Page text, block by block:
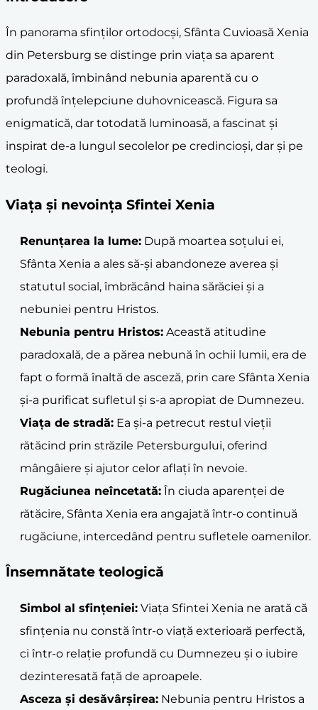
În panorama sfinților ortodocși, Sfânta Cuvioasă Xenia
din Petersburg se distinge prin viața sa aparent
paradoxală, îmbinând nebunia aparentă cu o
profundă înțelepciune duhovnicească. Figura sa
enigmatică, dar totodată luminoasă, a fascinat și
inspirat de-a lungul secolelor pe credincioși, dar și pe
teologi.
Viața și nevoința Sfintei Xenia
Renunțarea la lume: După moartea soțului ei,
Sfânta Xenia a ales să-și abandoneze averea și
statutul social, îmbrăcând haina sărăciei și a
nebuniei pentru Hristos.
Nebunia pentru Hristos: Această atitudine
paradoxală, de a părea nebună în ochii lumii, era de
fapt o formă înaltă de asceză, prin care Sfânta Xenia
și-a purificat sufletul și s-a apropiat de Dumnezeu.
Viața de stradă: Ea și-a petrecut restul vieții
rătăcind prin străzile Petersburgului, oferind
mângâiere și ajutor celor aflați în nevoie.
Rugăciunea neîncetată: În ciuda aparenței de
rătăcire, Sfânta Xenia era angajată într-o continuă
rugăciune, intercedând pentru sufletele oamenilor.
Însemnătate teologică
Simbol al sfințeniei: Viața Sfintei Xenia ne arată că
sfințenia nu constă într-o viață exterioară perfectă,
ci într-o relație profundă cu Dumnezeu și o iubire
dezinteresată față de aproapele.
Asceza și desăvârșirea: Nebunia pentru Hristos a